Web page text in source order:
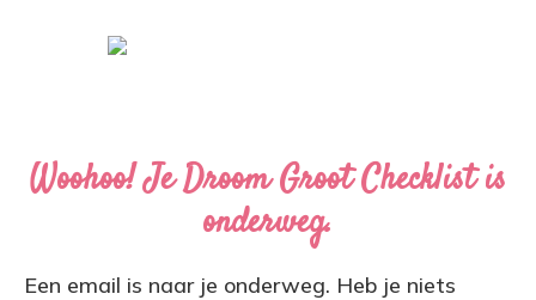
Woohoo! Je Droom Groot Checklist is
onderweg.
Een email is naar je onderweg. Heb je niets